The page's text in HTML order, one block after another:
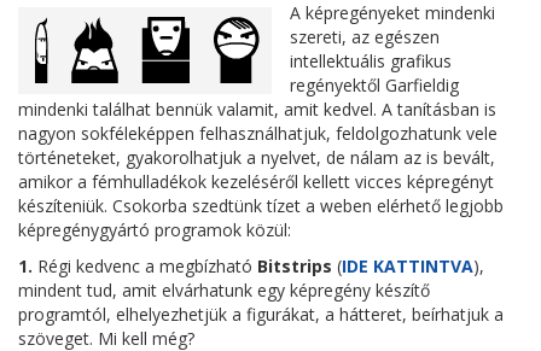
A képregényeket mindenki
szereti, az egészen
intellektuális grafikus
regényektől Garfieldig
mindenki találhat bennük valamit, amit kedvel. A tanításban is
nagyon sokféleképpen felhasználhatjuk, feldolgozhatunk vele
történeteket, gyakorolhatjuk a nyelvet, de nálam az is bevált,
amikor a fémhulladékok kezeléséről kellett vicces képregényt
készíteniük. Csokorba szedtünk tízet a weben elérhető legjobb
képregénygyártó programok közül:
1. Régi kedvenc a megbízható Bitstrips (IDE KATTINTVA),
mindent tud, amit elvárhatunk egy képregény készítő
programtól, elhelyezhetjük a figurákat, a hátteret, beírhatjuk a
szöveget. Mi kell még?